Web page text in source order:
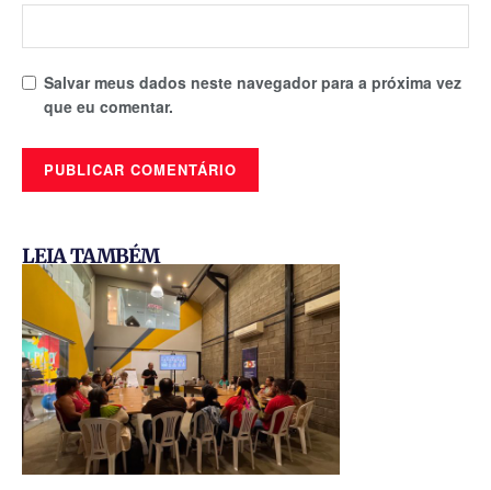
Salvar meus dados neste navegador para a próxima vez
que eu comentar.
LEIA TAMBÉM